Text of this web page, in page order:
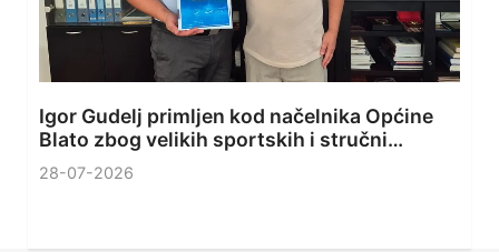
Igor Gudelj primljen kod načelnika Općine
Blato zbog velikih sportskih i stručni…
28-07-2026